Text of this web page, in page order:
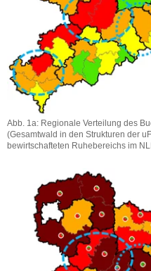
Abb. 1a: Regionale Verteilung des
(Gesamtwald in den Strukturen der
bewirtschafteten Ruhebereichs im
Regionale
Verteilung
Buchdruckerbefalls